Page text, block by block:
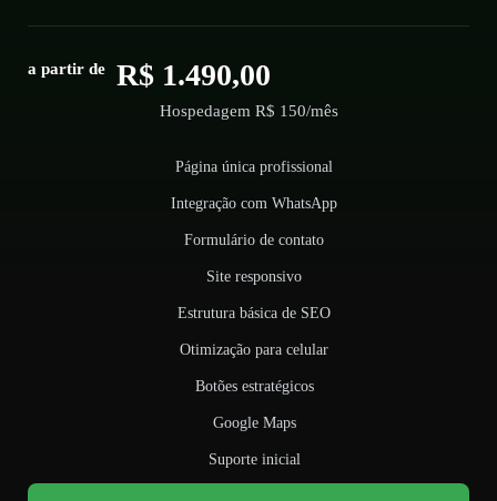
a partir de R$ 1.490,00
Hospedagem R$ 150/mês
Página única profissional
Integração com WhatsApp
Formulário de contato
Site responsivo
Estrutura básica de SEO
Otimização para celular
Botões estratégicos
Google Maps
Suporte inicial